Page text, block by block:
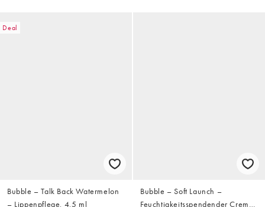
Deal
Bubble – Talk Back Watermelon
– Lippenpflege, 4,5 ml
Bubble – Soft Launch –
Feuchtigkeitsspendender Creme-